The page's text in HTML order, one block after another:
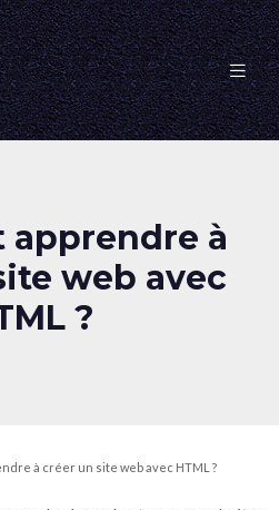
apprendre à
web avec
?
à créer un site web avec HTML ?